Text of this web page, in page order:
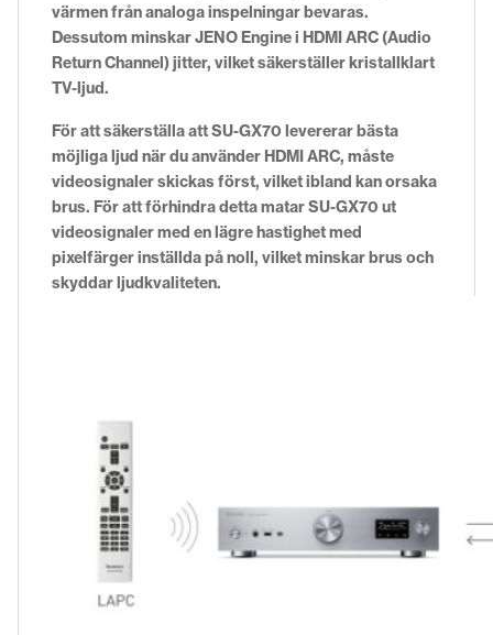
värmen från analoga inspelningar bevaras.
Dessutom minskar JENO Engine i HDMI ARC (Audio
Return Channel) jitter, vilket säkerställer kristallklart
TV-ljud.
För att säkerställa att SU-GX70 levererar bästa
möjliga ljud när du använder HDMI ARC, måste
videosignaler skickas först, vilket ibland kan orsaka
brus. För att förhindra detta matar SU-GX70 ut
videosignaler med en lägre hastighet med
pixelfärger inställda på noll, vilket minskar brus och
skyddar ljudkvaliteten.